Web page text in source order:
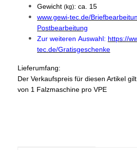
Gewicht (kg): ca. 15
www.gewi-tec.de/
Postbearbeitung
Zur weiteren Auswahl: https://
tec.de/Gratisgeschenke
Lieferumfang:
Der Verkaufspreis für diesen Artikel
von 1 Falzmaschine pro VPE